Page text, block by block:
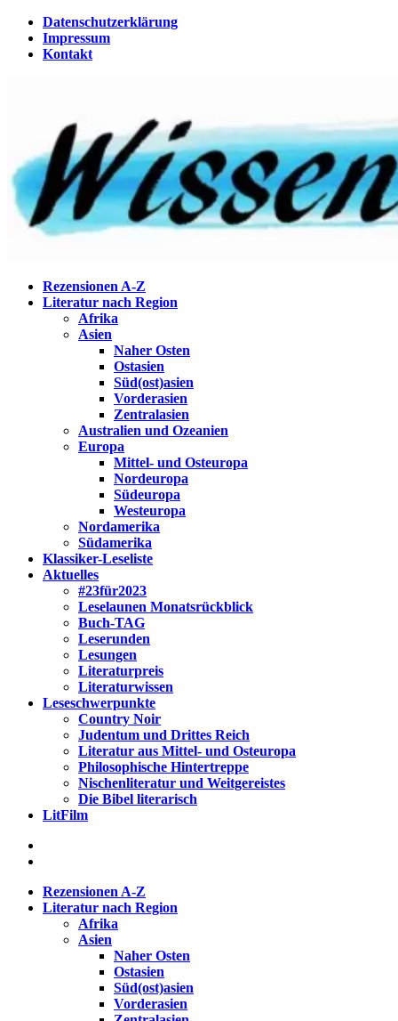
Zum
Inhalt
springen
Datenschutzerklärung
Impressum
Kontakt
Wissenstagebuch
Eine Gabel für die Suppe der Weisheit
Rezensionen A-Z
Literatur nach Region
Afrika
Asien
Naher Osten
Ostasien
Süd(ost)asien
Vorderasien
Zentralasien
Australien und Ozeanien
Europa
Mittel- und Osteuropa
Nordeuropa
Südeuropa
Westeuropa
Nordamerika
Südamerika
Klassiker-Leseliste
Aktuelles
#23für2023
Leselaunen Monatsrückblick
Buch-TAG
Leserunden
Lesungen
Literaturpreis
Literaturwissen
Leseschwerpunkte
Country Noir
Judentum und Drittes Reich
Literatur aus Mittel- und Osteuropa
Philosophische Hintertreppe
Nischenliteratur und Weitgereistes
Die Bibel literarisch
LitFilm
Rezensionen A-Z
Literatur nach Region
Afrika
Asien
Naher Osten
Ostasien
Süd(ost)asien
Vorderasien